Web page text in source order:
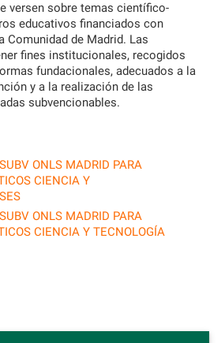
versen sobre temas científico-
educativos financiados con
Comunidad de Madrid. Las
fines institucionales, recogidos
fundacionales, adecuados a la
y a la realización de las
subvencionables.
ONLS MADRID PARA
CIENCIA Y
ONLS MADRID PARA
CIENCIA Y TECNOLOGÍA